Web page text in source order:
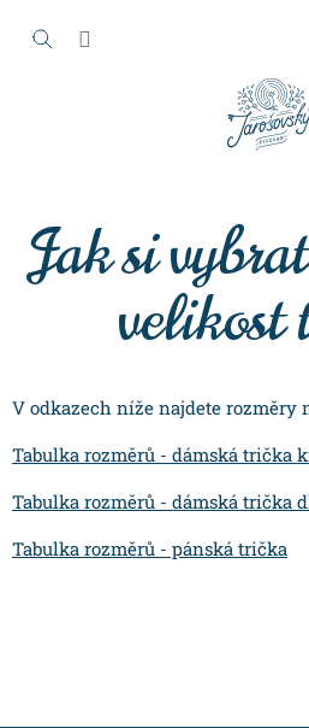
Jak si
velikost
V odkazech níže najdete rozměry
Tabulka rozměrů - dámská trička
Tabulka rozměrů - dámská trička
Tabulka rozměrů - pánská trička